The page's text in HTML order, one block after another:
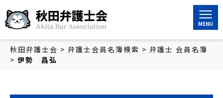
秋田弁護士会
秋田弁護士会 > 弁護士会員名簿検索 > 弁護士 会員名簿
> 伊勢 昌弘